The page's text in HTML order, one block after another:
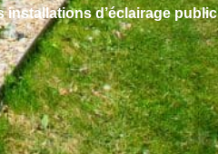
installations d’éclairage public